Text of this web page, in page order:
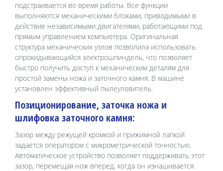
подстраивается во время работы. Все функции
выполняются механическими блоками, приводимыми в
действие независимыми двигателями, работающими под
прямым управлением компьютера. Оригинальная
структура механических узлов позволила использовать
опрокидывающийся электрошпиндель, что позволяет
быстро получить доступ к механическим деталям для
простой замены ножа и заточного камня. В машине
установлен эффективный пылеуловитель.
Позиционирование, заточка ножа и
шлифовка заточного камня:
Зазор между режущей кромкой и прижимной лапкой
задается оператором с микрометрической точностью.
Автоматическое устройство позволяет поддерживать этот
зазор, перемещая нож вперед, когда он изнашивается.